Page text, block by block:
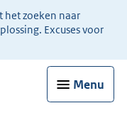
het zoeken naar
Excuses voor
Menu